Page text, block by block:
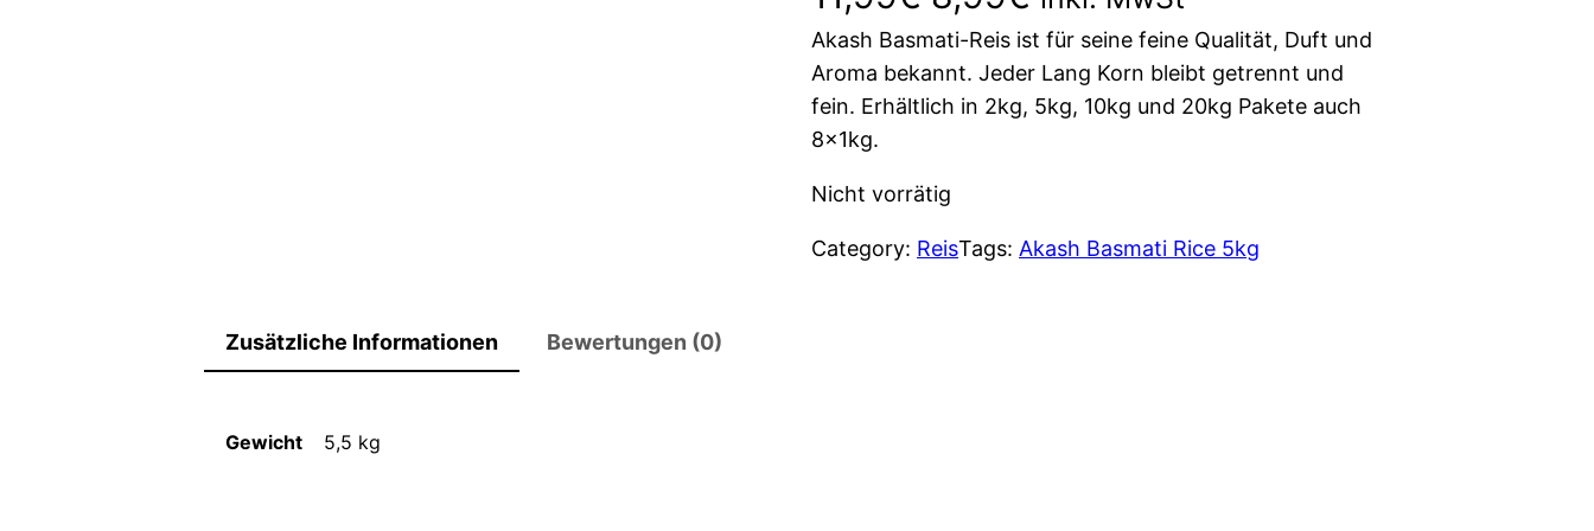
r
s
r
k
t
Akash Basmati-Reis ist für seine feine Qualität, Duft und
Aroma bekannt. Jeder Lang Korn bleibt getrennt und
fein. Erhältlich in 2kg, 5kg, 10kg und 20kg Pakete auch
8x1kg.
Nicht vorrätig
Category: ReisTags: Akash Basmati Rice 5kg
Zusätzliche Informationen Bewertungen (0)
Gewicht 5,5 kg